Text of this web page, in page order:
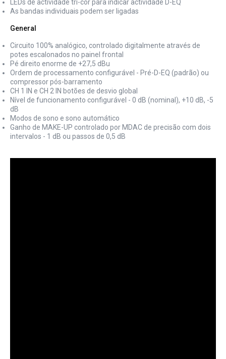
LEDs de actividade tri-cor para indicar actividade D-EQ
As bandas individuais podem ser ligadas
General
Circuito 100% analógico, controlado digitalmente através de
potes escalonados no painel frontal
Pé direito enorme de +27,5 dBu
Ordem de processamento configurável - Pré-D-EQ (padrão) ou
compressor pós-barramento
CH 1 IN e CH 2 IN botões de desvio global
Nível de funcionamento configurável - 0 dB (nominal), +10 dB, -5
dB
Modos de sono e sono automático
Ganho de MAKE-UP controlado por MDAC de precisão com dois
intervalos - 1 dB ou passos de 0,5 dB